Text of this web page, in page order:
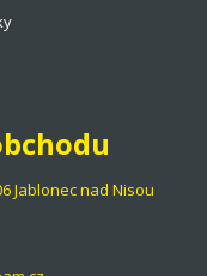
Jablonec nad Nisou